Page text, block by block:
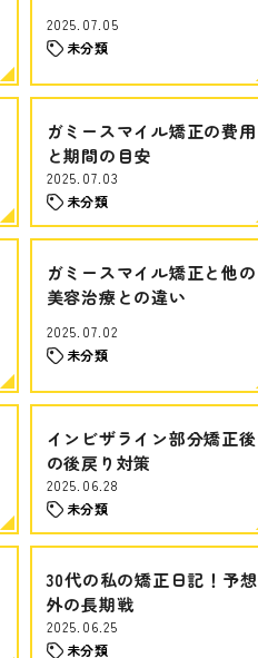
2025.07.05
未分類
ガミースマイル矯正の費用
と期間の目安
2025.07.03
未分類
ガミースマイル矯正と他の
美容治療との違い
2025.07.02
未分類
インビザライン部分矯正後
の後戻り対策
2025.06.28
未分類
30代の私の矯正日記！予想
外の長期戦
2025.06.25
未分類